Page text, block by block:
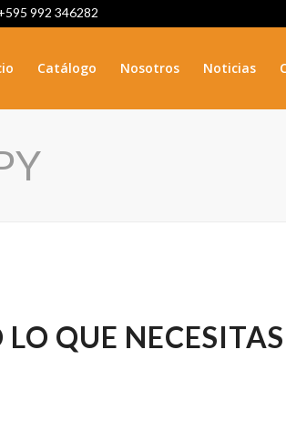
992 346282
Catálogo Nosotros Noticias
QUE NECESITAS